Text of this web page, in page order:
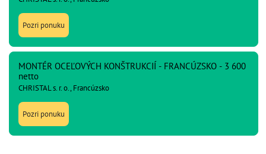
Pozri ponuku
MONTÉR OCEĽOVÝCH KONŠTRUKCIÍ - FRANCÚZSKO - 3 600
netto
CHRISTAL s. r. o., Francúzsko
Pozri ponuku